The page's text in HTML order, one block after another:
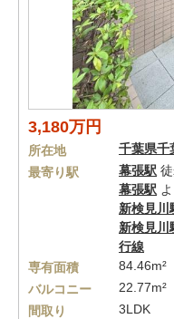
3,180万円
所在地 千葉県千
最寄り駅
幕張駅
幕張駅
新検見川
新検見川
行線
専有面積
84.46m²
バルコニー
22.77m²
間取り
3LDK